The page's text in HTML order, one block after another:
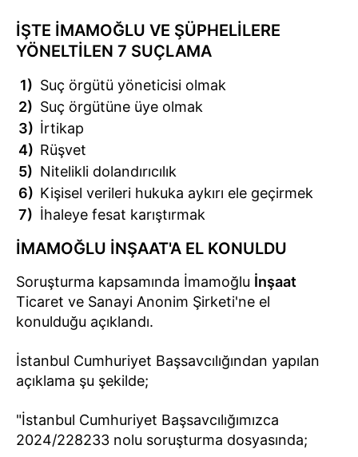
İŞTE İMAMOĞLU VE ŞÜPHELİLERE
YÖNELTİLEN 7 SUÇLAMA
Suç örgütü yöneticisi olmak
Suç örgütüne üye olmak
İrtikap
Rüşvet
Nitelikli dolandırıcılık
Kişisel verileri hukuka aykırı ele geçirmek
İhaleye fesat karıştırmak
İMAMOĞLU İNŞAAT'A EL KONULDU
Soruşturma kapsamında İmamoğlu İnşaat
Ticaret ve Sanayi Anonim Şirketi'ne el
konulduğu açıklandı.
İstanbul Cumhuriyet Başsavcılığından yapılan
açıklama şu şekilde;
"İstanbul Cumhuriyet Başsavcılığımızca
2024/228233 nolu soruşturma dosyasında;